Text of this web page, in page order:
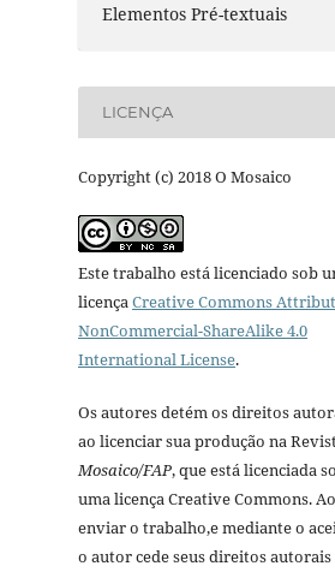
Elementos Pré-textuais
LICENÇA
Copyright (c) 2018 O Mosaico
Este trabalho está licenciado sob
licençaCreative Commons
NonCommercial-ShareAlike 4.0
International License.
Os autores detém os direitos
ao licenciar sua produção na
Mosaico/FAP, que está licenciada
uma licença Creative Commons. Ao
enviar o trabalho,e mediante o
o autor cede seus direitos autorais